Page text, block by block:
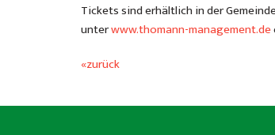
Tickets sind erhältlich in der
unterwww.thomann-management.de
«zurück